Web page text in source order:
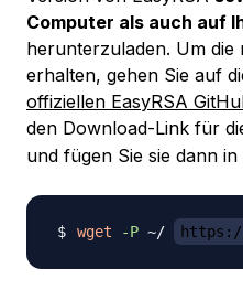
Computer als auch auf
herunterzuladen. Um die
erhalten, gehen Sie auf
offiziellen EasyRSA
den Download-Link für
und fügen Sie sie dann
wget -P ~/ https://